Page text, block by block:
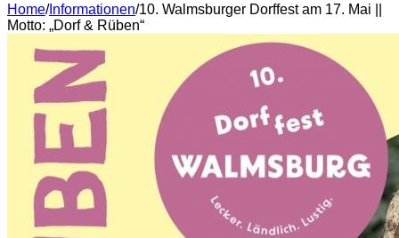
Home/Informationen/10. Walmsburger Dorffest am 17. Mai ||
Motto: „Dorf & Rüben“